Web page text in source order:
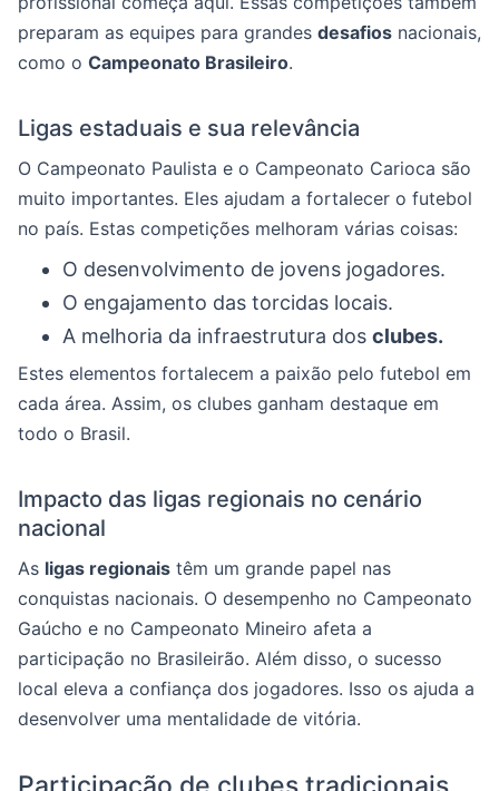
preparam as equipes para grandes desafios nacionais,
como o Campeonato Brasileiro.
Ligas estaduais e sua relevância
O Campeonato Paulista e o Campeonato Carioca são
muito importantes. Eles ajudam a fortalecer o futebol
no país. Estas competições melhoram várias coisas:
O desenvolvimento de jovens jogadores.
O engajamento das torcidas locais.
A melhoria da infraestrutura dos clubes.
Estes elementos fortalecem a paixão pelo futebol em
cada área. Assim, os clubes ganham destaque em
todo o Brasil.
Impacto das ligas regionais no cenário
nacional
As ligas regionais têm um grande papel nas
conquistas nacionais. O desempenho no Campeonato
Gaúcho e no Campeonato Mineiro afeta a
participação no Brasileirão. Além disso, o sucesso
local eleva a confiança dos jogadores. Isso os ajuda a
desenvolver uma mentalidade de vitória.